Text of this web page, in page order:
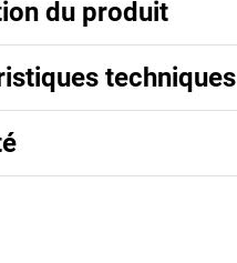
du produit
techniques